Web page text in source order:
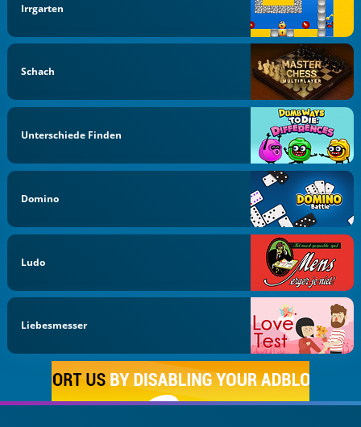
Irrgarten
Schach
Unterschiede Finden
Domino
Ludo
Liebesmesser